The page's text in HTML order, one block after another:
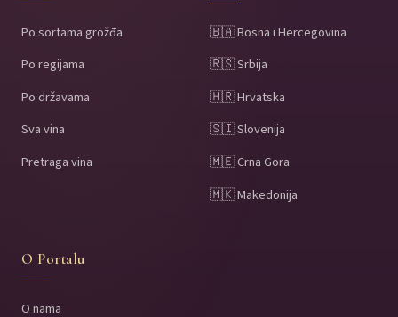
Po sortama grožđa
Po regijama
Po državama
Sva vina
Pretraga vina
🇧🇦 Bosna i Hercegovina
🇷🇸 Srbija
🇭🇷 Hrvatska
🇸🇮 Slovenija
🇲🇪 Crna Gora
🇲🇰 Makedonija
O Portalu
O nama